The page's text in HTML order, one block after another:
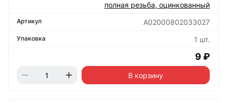
полная резьба, оцинкованный
А02000802033027
1 шт.
9 ₽
В корзину